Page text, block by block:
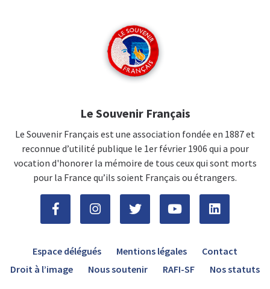
Le Souvenir Français
Le Souvenir Français est une association fondée en 1887 et
reconnue d’utilité publique le 1er février 1906 qui a pour
vocation d'honorer la mémoire de tous ceux qui sont morts
pour la France qu’ils soient Français ou étrangers.
Espace délégués Mentions légales
Contact
Droit à l’image
Nous soutenir RAFI-SF Nos statuts